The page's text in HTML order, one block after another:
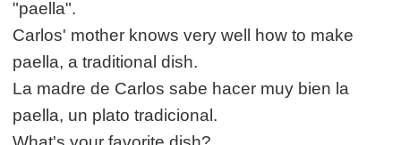
"paella".
Carlos' mother knows very well how to make
paella, a traditional dish.
La madre de Carlos sabe hacer muy bien la
paella, un plato tradicional.